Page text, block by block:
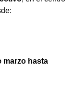
marzo hasta